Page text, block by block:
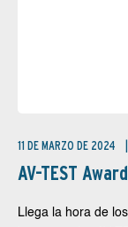
11 DE MARZO DE 2024
AV-TEST
Llega la hora de